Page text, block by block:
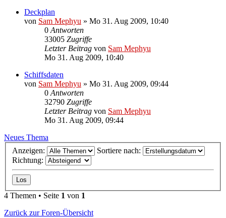
Deckplan
von Sam Mephyu » Mo 31. Aug 2009, 10:40
0 Antworten
33005 Zugriffe
Letzter Beitrag von Sam Mephyu
Mo 31. Aug 2009, 10:40
Schiffsdaten
von Sam Mephyu » Mo 31. Aug 2009, 09:44
0 Antworten
32790 Zugriffe
Letzter Beitrag von Sam Mephyu
Mo 31. Aug 2009, 09:44
Neues Thema
Anzeigen:
Sortiere nach:
Richtung:
4 Themen • Seite 1 von 1
Zurück zur Foren-Übersicht